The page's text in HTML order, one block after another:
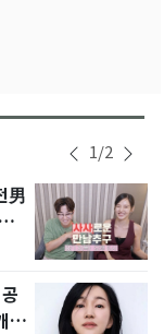
1/2
男